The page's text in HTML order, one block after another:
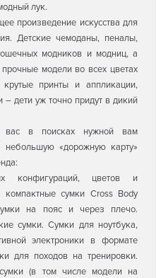
лук.
произведение искусства для
Детские чемоданы, пеналы,
модников и модниц, а
модели во всех цветах
принты и аппликации,
дети уж точно придут в дикий
вас в поисках нужной вам
небольшую «дорожную карту»
конфигураций, цветов и
компактные сумки Cross Body
на пояс и через плечо.
сумки. Сумки для ноутбука,
электроники в формате
для походов на тренировки.
(в том числе модели на